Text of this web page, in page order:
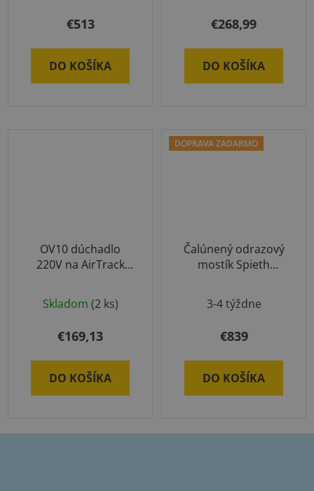
€513
DO KOŠÍKA
€268,99
DO KOŠÍKA
OV10 dúchadlo
220V na AirTrack
Skladom (2 ks)
€169,13
DO KOŠÍKA
DOPRAVA ZADARMO
Čalúnený odrazový
mostík Spieth
3-4 týždne
€839
DO KOŠÍKA